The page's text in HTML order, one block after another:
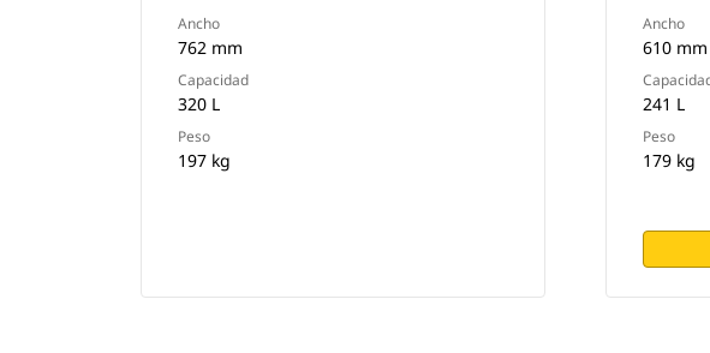
Ancho
762 mm
Capacidad
320 L
Peso
197 kg
Ancho
610 mm
241 L
Peso
179 kg